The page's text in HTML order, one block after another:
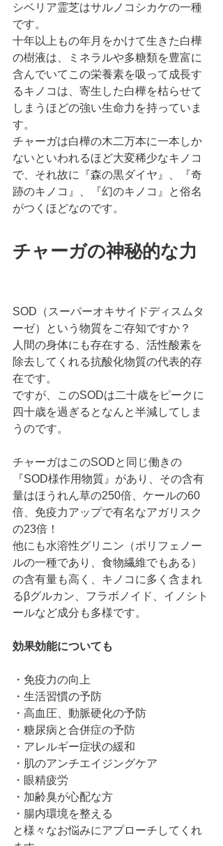
シベリア霊芝はサルノコシカケの一種
です。
十年以上もの年月をかけて生きた白樺
の樹液は、ミネラルや多糖類を豊富に
含んでいてこの栄養素を吸って成長す
るキノコは、寄生した白樺を枯らせて
しまうほどの強い生命力を持っていま
す。
チャーガは白樺の木二万本に一本しか
ないといわれるほど大変稀少なキノコ
で、それ故に『森の黒ダイヤ』、『奇
跡のキノコ』、『幻のキノコ』と俗名
がつくほどなのです。
チャーガの神秘的な力
SOD（スーパーオキサイドディスムタ
ーゼ）という物質をご存知ですか？
人間の身体にも存在する、活性酸素を
除去してくれる抗酸化物質の代表的存
在です。
ですが、このSODは二十歳をピークに
四十歳を過ぎるとなんと半減してしま
うのです。
チャーガはこのSODと同じ働きの
『SOD様作用物質』があり、その含有
量はほうれん草の250倍、ケールの60
倍、免疫力アップで有名なアガリスク
の23倍！
他にも水溶性グリニン（ポリフェノー
ルの一種であり、食物繊維でもある）
の含有量も高く、キノコに多く含まれ
るβグルカン、フラボノイド、イノシト
ールなど成分も多様です。
効果効能についても
・免疫力の向上
・生活習慣の予防
・高血圧、動脈硬化の予防
・糖尿病と合併症の予防
・アレルギー症状の緩和
・肌のアンチエイジングケア
・眼精疲労
・加齢臭が心配な方
・腸内環境を整える
と様々なお悩みにアプローチしてくれ